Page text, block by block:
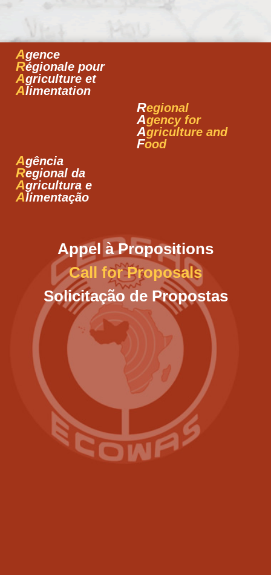
Agence
Régionale pour
Agriculture et
Alimentation
Regional
Agency for
Agriculture and
Food
Agência
Regional da
Agricultura e
Alimentação
Appel à Propositions
Call for Proposals
Solicitação de Propostas